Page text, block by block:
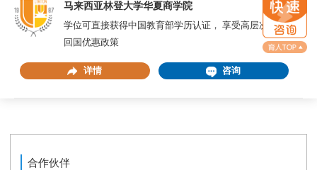
马来西亚林登大学华夏商学院
学位可直接获得中国教育部学历认证， 享受高层次留学生
回国优惠政策
详情 咨询
合作伙伴